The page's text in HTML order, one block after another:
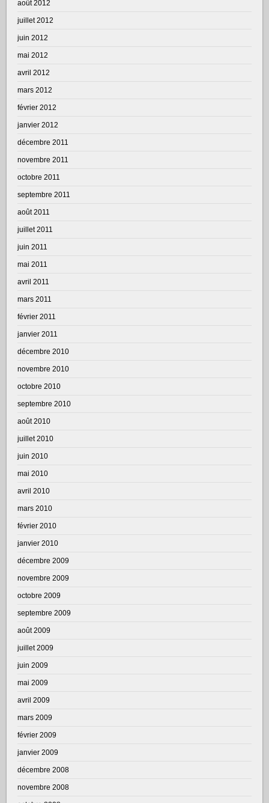
août 2012
juillet 2012
juin 2012
mai 2012
avril 2012
mars 2012
février 2012
janvier 2012
décembre 2011
novembre 2011
octobre 2011
septembre 2011
août 2011
juillet 2011
juin 2011
mai 2011
avril 2011
mars 2011
février 2011
janvier 2011
décembre 2010
novembre 2010
octobre 2010
septembre 2010
août 2010
juillet 2010
juin 2010
mai 2010
avril 2010
mars 2010
février 2010
janvier 2010
décembre 2009
novembre 2009
octobre 2009
septembre 2009
août 2009
juillet 2009
juin 2009
mai 2009
avril 2009
mars 2009
février 2009
janvier 2009
décembre 2008
novembre 2008